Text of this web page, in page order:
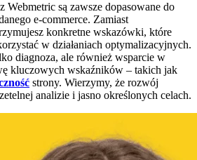
Webmetric są zawsze dopasowane do
e-commerce. Zamiast
konkretne wskazówki, które
w działaniach optymalizacyjnych.
diagnoza, ale również wsparcie w
kluczowych wskaźników – takich jak
strony. Wierzymy, że rozwój
analizie i jasno określonych celach.